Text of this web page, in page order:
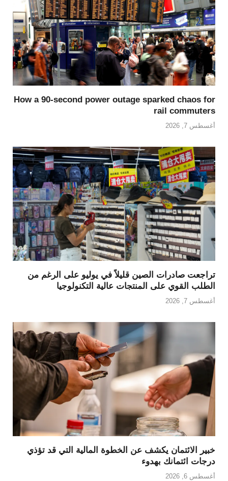
How a 90-second power outage sparked chaos for
rail commuters
أغسطس 7, 2026
تراجعت صادرات الصين قليلاً في يوليو على الرغم من
الطلب القوي على المنتجات عالية التكنولوجيا
أغسطس 7, 2026
خبير الائتمان يكشف عن الخطوة المالية التي قد تؤذي
درجات ائتمانك بهدوء
أغسطس 6, 2026